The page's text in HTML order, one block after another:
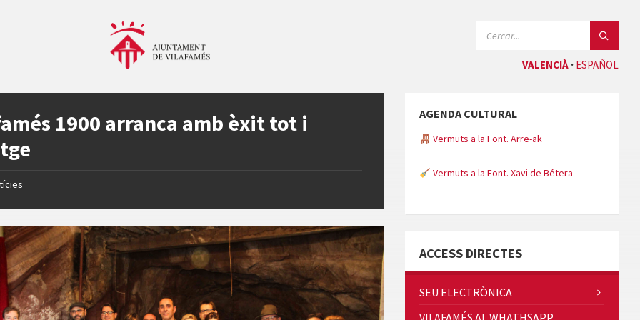
VALENCIÀ ESPAÑOL
1900 arranca amb èxit tot i
AGENDA CULTURAL
Vermuts a la Font. Arre-ak
Vermuts a la Font. Xavi de Bétera
ACCESS DIRECTES
SEU ELECTRÒNICA